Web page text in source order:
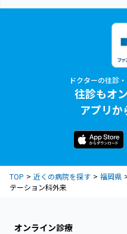
ドクターの往診
往診もオ
アプリか
TOP 近くの病院を探す 福岡県
テーション科外来
オンライン診療